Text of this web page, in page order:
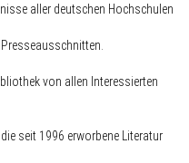
aller deutschen Hochschulen
von allen Interessierten
seit 1996 erworbene Literatur